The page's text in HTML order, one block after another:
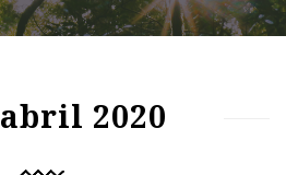
abril 2020